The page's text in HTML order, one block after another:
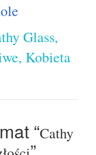
Glass,
, Kobieta
“Cathy